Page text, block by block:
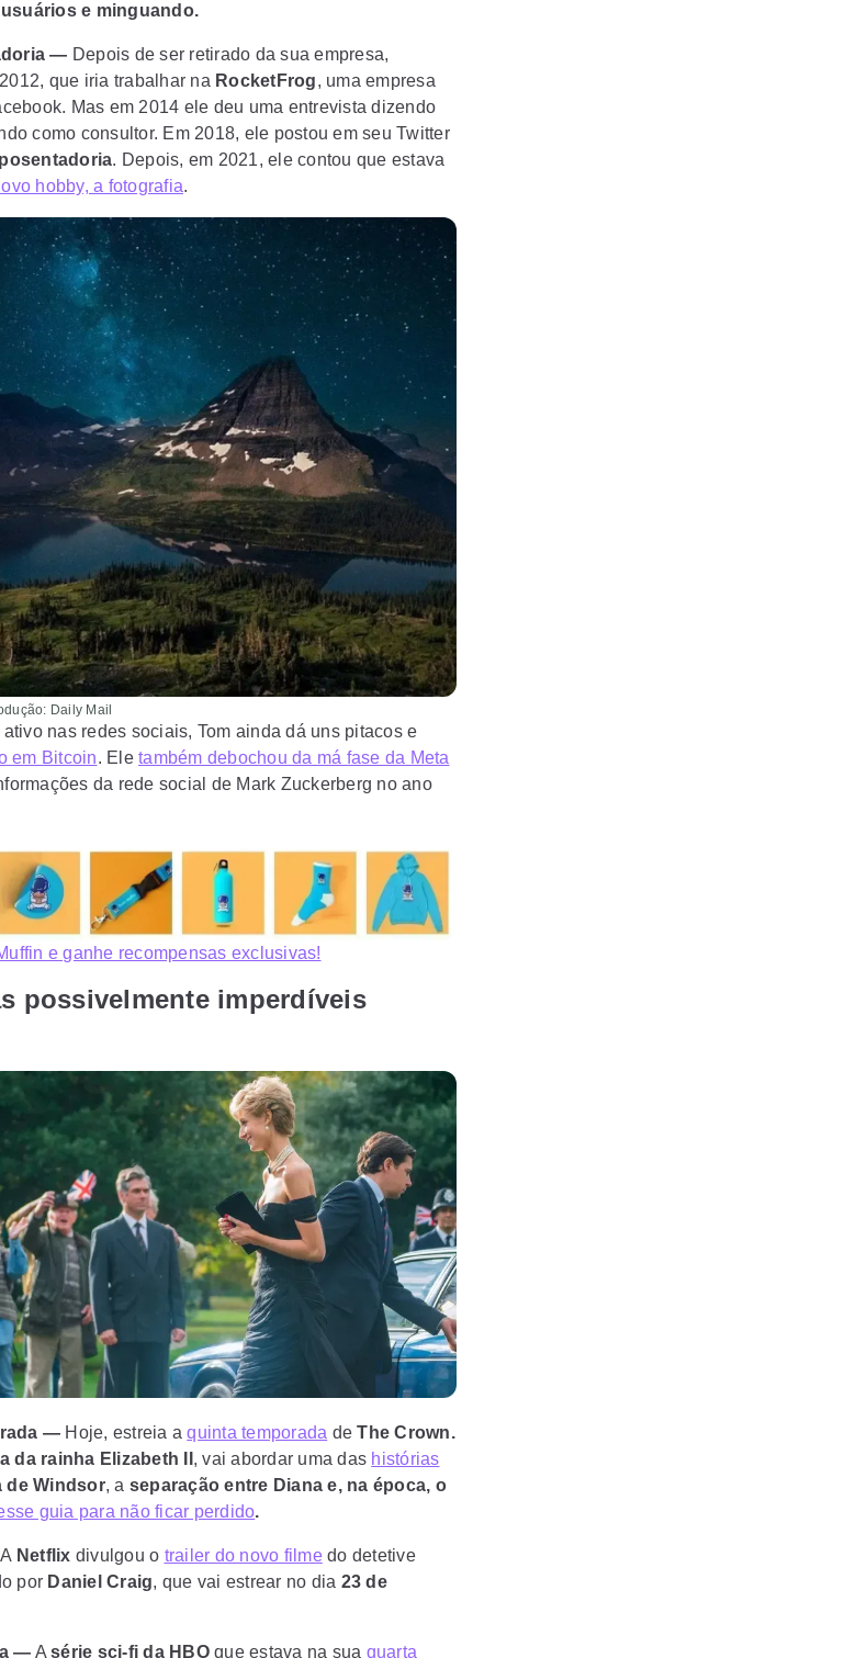
e minguando.
— Depois de ser retirado da sua empresa,
que iria trabalhar na RocketFrog, uma empresa
Mas em 2014 ele deu uma entrevista dizendo
como consultor. Em 2018, ele postou em seu Twitter
. Depois, em 2021, ele contou que estava
hobby, a fotografia.
Daily Mail
nas redes sociais, Tom ainda dá uns pitacos e
em Bitcoin. Ele também debochou da má fase da Meta
da rede social de Mark Zuckerberg no ano
e ganhe recompensas exclusivas!
possivelmente imperdíveis
— Hoje, estreia aquinta temporada deThe Crown.
da rainha Elizabeth II , vai abordar uma das histórias
de Windsor, a separação entre Diana e, na época, o
guia para não ficar perdido.
A Netflix divulgou o trailer do novo filmedo detetive
por Daniel Craig, que vai estrear no dia 23 de
— A série sci-fi da HBOque estava na sua quarta